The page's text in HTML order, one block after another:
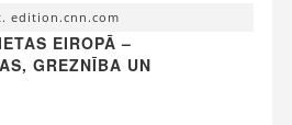
edition.cnn.com
EIROPĀ –
GREZNĪBA UN